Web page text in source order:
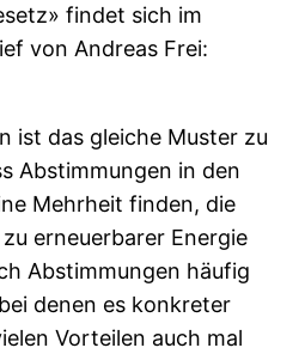
findet sich im
von Andreas Frei:
ist das gleiche Muster zu
Abstimmungen in den
Mehrheit finden, die
erneuerbarer Energie
Abstimmungen häufig
denen es konkreter
Vorteilen auch mal